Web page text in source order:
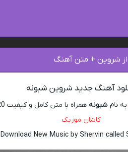
از شروین + متن آهنگ
آهنگ جدید شروین شبونه
به نامشبونه همراه با متن کامل و کیفیت 320 از رسانه ی
کاشان موزیک
Download New Music by Shervin called